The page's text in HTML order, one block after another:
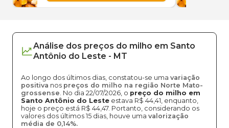
Análise dos preços do milho em Santo
Antônio do Leste - MT
Ao longo dos últimos dias, constatou-se uma variação
positiva nos preços do milho na região Norte Mato-
grossense. No dia 22/07/2026, o preço do milho em
Santo Antônio do Leste estava R$ 44,41, enquanto,
hoje o preço está R$ 44,47. Portanto, considerando os
valores dos últimos 15 dias, houve uma valorização
média de 0,14%.